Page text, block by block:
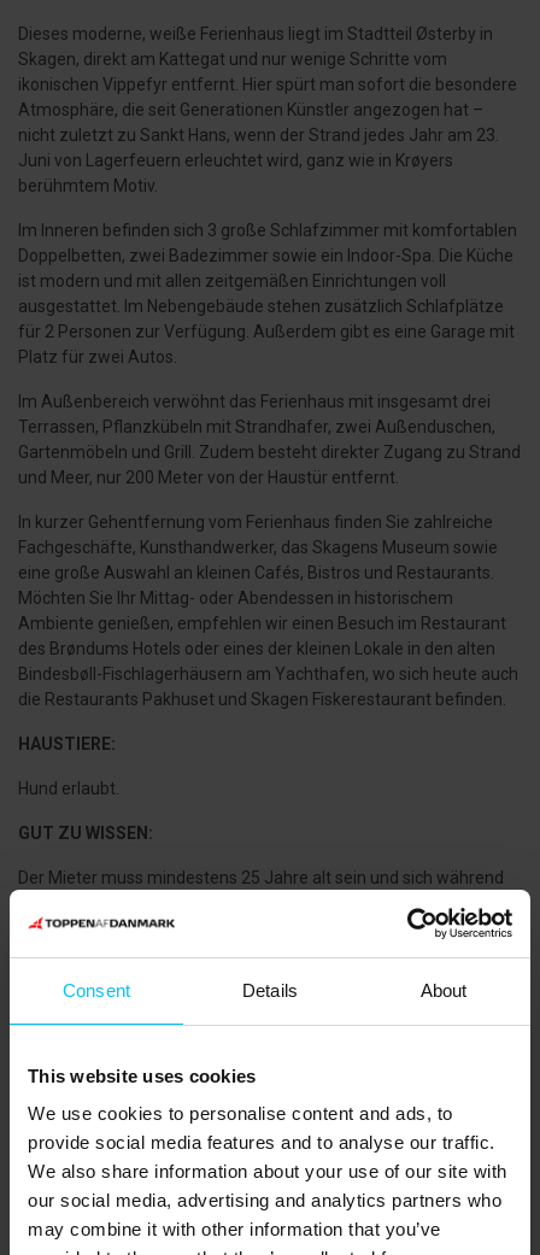
Consent Details About
This website uses cookies
We use cookies to personalise content and ads, to
provide social media features and to analyse our traffic.
We also share information about your use of our site with
our social media, advertising and analytics partners who
may combine it with other information that you’ve
Dieses moderne, weiße Ferienhaus liegt im Stadtteil Østerby in
Skagen, direkt am Kattegat und nur wenige Schritte vom
ikonischen Vippefyr entfernt. Hier spürt man sofort die besondere
Atmosphäre, die seit Generationen Künstler angezogen hat –
nicht zuletzt zu Sankt Hans, wenn der Strand jedes Jahr am 23.
Juni von Lagerfeuern erleuchtet wird, ganz wie in Krøyers
berühmtem Motiv.
Im Inneren befinden sich 3 große Schlafzimmer mit komfortablen
Doppelbetten, zwei Badezimmer sowie ein Indoor-Spa. Die Küche
ist modern und mit allen zeitgemäßen Einrichtungen voll
ausgestattet. Im Nebengebäude stehen zusätzlich Schlafplätze
für 2 Personen zur Verfügung. Außerdem gibt es eine Garage mit
Platz für zwei Autos.
Im Außenbereich verwöhnt das Ferienhaus mit insgesamt drei
Terrassen, Pflanzkübeln mit Strandhafer, zwei Außenduschen,
Gartenmöbeln und Grill. Zudem besteht direkter Zugang zu Strand
und Meer, nur 200 Meter von der Haustür entfernt.
In kurzer Gehentfernung vom Ferienhaus finden Sie zahlreiche
Fachgeschäfte, Kunsthandwerker, das Skagens Museum sowie
eine große Auswahl an kleinen Cafés, Bistros und Restaurants.
Möchten Sie Ihr Mittag- oder Abendessen in historischem
Ambiente genießen, empfehlen wir einen Besuch im Restaurant
des Brøndums Hotels oder eines der kleinen Lokale in den alten
Bindesbøll-Fischlagerhäusern am Yachthafen, wo sich heute auch
die Restaurants Pakhuset und Skagen Fiskerestaurant befinden.
HAUSTIERE:
Hund erlaubt.
GUT ZU WISSEN:
Der Mieter muss mindestens 25 Jahre alt sein und sich während
Fester Verbrauchszuschlag für Strom, Wasser und Heizung.
Kaution wird erhoben.
4 Schlafzimmer:
1 Schlafzimmer mit Doppelbett (180 x 200 cm) im Erdgeschoss.
1 Schlafzimmer mit Doppelbett (180 x 200 cm) im Erdgeschoss.
Ausgestattet mit TV.